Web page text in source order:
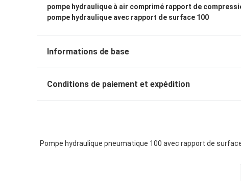
pompe hydraulique à air comprimé rapport de
pompe hydraulique avec rapport de surface 100
Informations de base
Conditions de paiement et expédition
Pompe hydraulique pneumatique 100 avec rapport de